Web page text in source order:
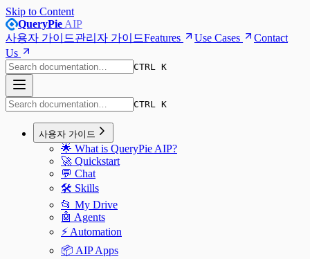
Skip to Content
QueryPie AIP
사용자 가이드관리자 가이드Features Use Cases
Contact
Us
CTRL K
CTRL K
사용자 가이드
🌟 What is QueryPie AIP?
🚀 Quickstart
💬 Chat
🛠️ Skills
📂 My Drive
🤖 Agents
⚡️ Automation
📦 AIP Apps